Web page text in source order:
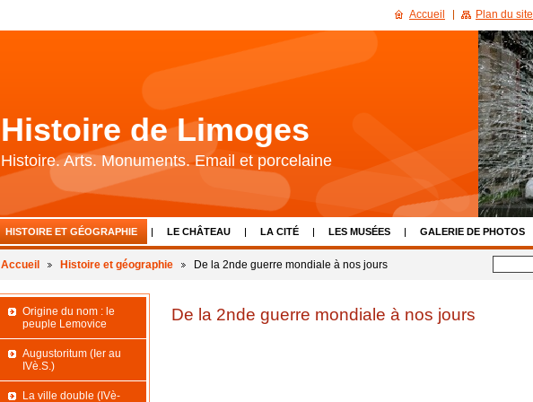
Histoire de Limoges
Histoire. Arts. Monuments. Email et porcelaine
HISTOIRE ET GÉOGRAPHIE LE CHÂTEAU LA CITÉ LES MUSÉES GALERIE DE PHOTOS
BIBLIOGRAPHIE ET LIENS CALENDRIER D'ÉVÈNEMENTS NOUS CONTACTER
Accueil Histoire et géographie De la 2nde guerre mondiale à nos jours
De la 2nde guerre mondiale à nos jours
Origine du nom : le
peuple Lemovice
Augustoritum (Ier au
IVè.S.)
La ville double (IVè-
Accueil Plan du site